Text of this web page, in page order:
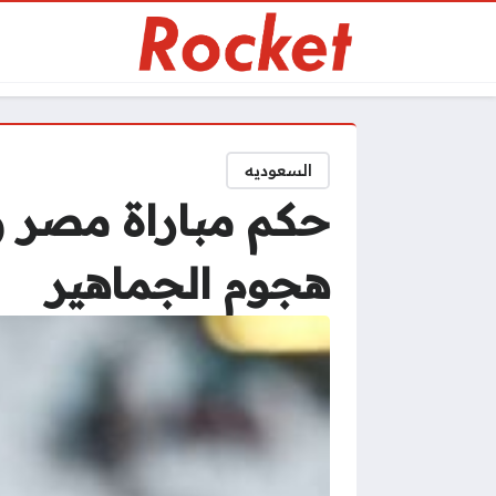
السعوديه
حكم مباراة مصر
هجوم الجماهير